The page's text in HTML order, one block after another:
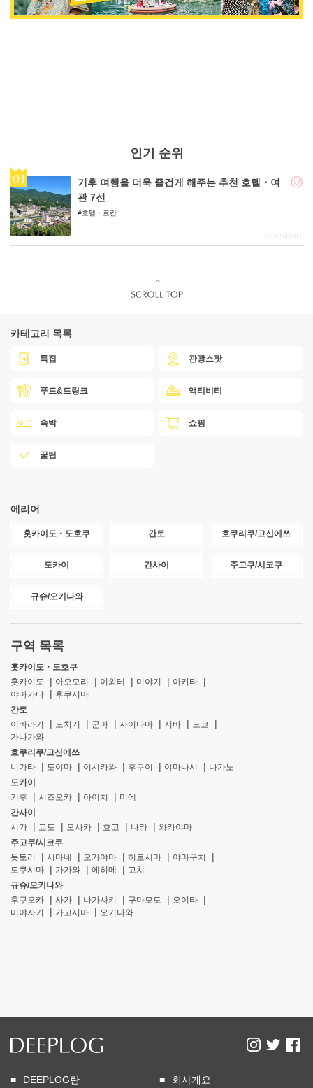
인기 순위
기후 여행을 더욱 즐겁게 해주는 추천 호텔・여
관 7선
호텔・료칸
2022-07-01
카테고리 목록
특집 관광스팟
푸드&드링크 액티비티
숙박 쇼핑
꿀팁
에리어
홋카이도・도호쿠 간토 호쿠리쿠/고신에쓰
도카이 간사이 주고쿠/시코쿠
규슈/오키나와
구역 목록
홋카이도・도호쿠
홋카이도
아오모리 이와테 미야기
아키타
야마가타
후쿠시마
간토
이바라키
도치기 군마 사이타마 지바
도쿄
가나가와
호쿠리쿠/고신에쓰
니가타
도야마 이시카와 후쿠이 야마나시
나가노
도카이
기후
시즈오카 아이치
미에
간사이
시가
교토 오사카 효고 나라
와카야마
주고쿠/시코쿠
돗토리
시마네 오카야마 히로시마
야마구치
도쿠시마
가가와 에히메
고치
규슈/오키나와
후쿠오카
사가 나가사키 구마모토
오이타
미야자키
가고시마 오키나와
DEEPLOG란 회사개요